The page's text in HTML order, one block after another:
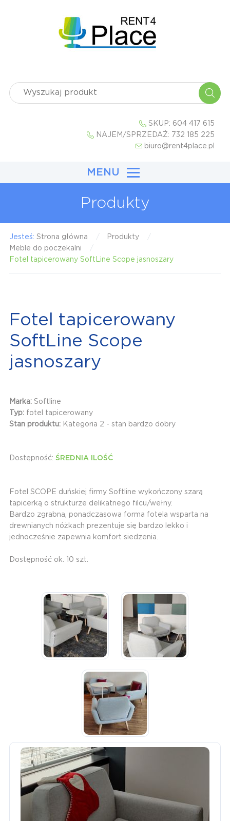
SKUP: 604 417 615
NAJEM/SPRZEDAŻ: 732 185 225
biuro@rent4place.pl
MENU
Produkty
Jesteś: Strona główna
Produkty
Meble do poczekalni
Fotel tapicerowany SoftLine Scope jasnoszary
Fotel tapicerowany
SoftLine Scope
jasnoszary
Marka: Softline
Typ: fotel tapicerowany
Stan produktu: Kategoria 2 - stan bardzo dobry
Dostępność: ŚREDNIA ILOŚĆ
Fotel SCOPE duńskiej firmy Softline wykończony szarą
tapicerką o strukturze delikatnego filcu/wełny.
Bardzo zgrabna, ponadczasowa forma fotela wsparta na
drewnianych nóżkach prezentuje się bardzo lekko i
jednocześnie zapewnia komfort siedzenia.
Dostępność ok. 10 szt.